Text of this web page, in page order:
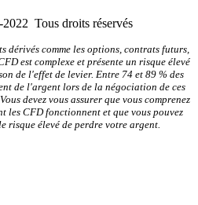
Tous droits réservés
comme les options, contrats futurs,
est complexe et présente un risque élevé
de l'effet de levier. Entre 74 et 89 % des
de l'argent lors de la négociation de ces
devez vous assurer que vous comprenez
les CFD fonctionnent et que vous pouvez
risque élevé de perdre votre argent.